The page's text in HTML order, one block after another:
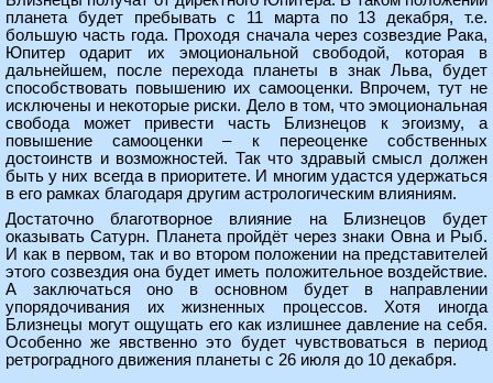
планета будет пребывать с 11 марта по 13 декабря, т.е.
большую часть года. Проходя сначала через созвездие Рака,
Юпитер одарит их эмоциональной свободой, которая в
дальнейшем, после перехода планеты в знак Льва, будет
способствовать повышению их самооценки. Впрочем, тут не
исключены и некоторые риски. Дело в том, что эмоциональная
свобода может привести часть Близнецов к эгоизму, а
повышение самооценки – к переоценке собственных
достоинств и возможностей. Так что здравый смысл должен
быть у них всегда в приоритете. И многим удастся удержаться
в его рамках благодаря другим астрологическим влияниям.
Достаточно благотворное влияние на Близнецов будет
оказывать Сатурн. Планета пройдёт через знаки Овна и Рыб.
И как в первом, так и во втором положении на представителей
этого созвездия она будет иметь положительное воздействие.
А заключаться оно в основном будет в направлении
упорядочивания их жизненных процессов. Хотя иногда
Близнецы могут ощущать его как излишнее давление на себя.
Особенно же явственно это будет чувствоваться в период
ретроградного движения планеты с 26 июля до 10 декабря.